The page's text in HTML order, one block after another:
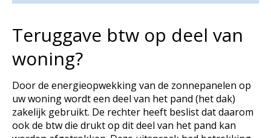
Teruggave btw op deel van
woning?
Door de energieopwekking van de zonnepanelen op
uw woning wordt een deel van het pand (het dak)
zakelijk gebruikt. De rechter heeft beslist dat daarom
ook de btw die drukt op dit deel van het pand kan